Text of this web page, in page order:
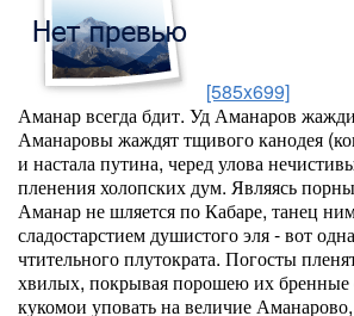
[585x699]
Аманар всегда бдит. Уд Аманаров
Аманаровы жаждят тщивого канодея
и настала путина, черед улова
пленения холопских дум. Являясь
Аманар не шляется по Кабаре, танец
сладостарстием душистого эля - вот
чтительного плутократа. Погосты
хвилых, покрывая порошею их бренные
кукомои уповать на величие